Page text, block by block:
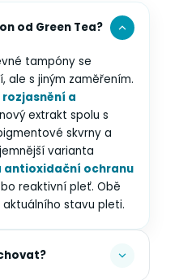
od Green Tea?
tampóny se
ale s jiným zaměřením.
rozjasnění a
extrakt spolu s
skvrny a
varianta
antioxidační ochranu
reaktivní pleť. Obě
stavu pleti.